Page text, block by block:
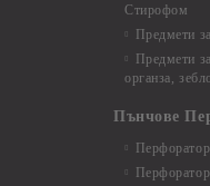
Стирофом
Предмети
Предмети
органза,
Пънчове